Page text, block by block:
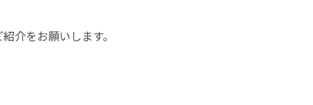
介をお願いします。